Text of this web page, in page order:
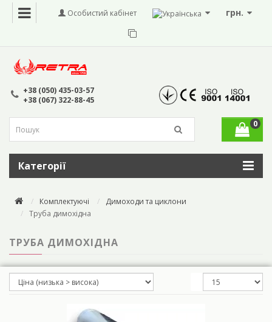
грн.
Особистий кабінет
+38 (050) 435-03-57
+38 (067) 322-88-45
0
Категорії
Комплектуючі
Димоходи та циклони
Труба димохідна
ТРУБА ДИМОХІДНА